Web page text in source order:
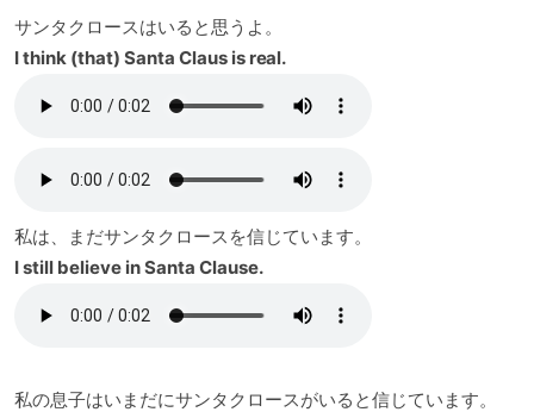
サンタクロースはいると思うよ。
I think (that) Santa Claus is real.
私は、まだサンタクロースを信じています。
I still believe in Santa Clause.
私の息子はいまだにサンタクロースがいると信じています。